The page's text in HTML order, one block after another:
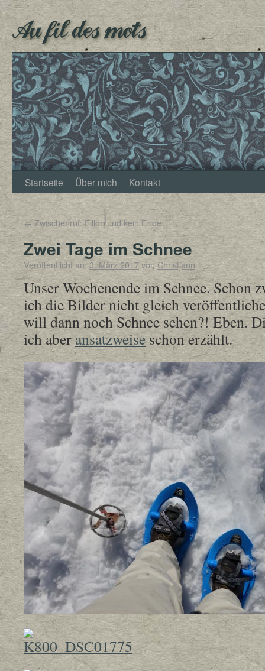
Au fil des mots
Startseite Über mich Kontakt
←Zwischenruf: Fillon und kein Ende
Zwei Tage im Schnee
Veröffentlicht am 3. März 2017von Christjann
Unser Wochenende im Schnee. Schon
ich die Bilder nicht gleich
will dann noch Schnee sehen?! Eben.
ich aberansatzweiseschon erzählt.